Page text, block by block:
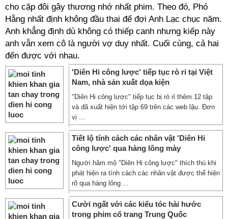
cho cặp đôi gây thương nhớ nhất phim. Theo đó, Phó
Hằng nhất định không đầu thai để đợi Anh Lạc chục năm.
Anh khẳng định dù không có thiếp canh nhưng kiếp này
anh vẫn xem cô là người vợ duy nhất. Cuối cùng, cả hai
đến được với nhau.
'Diên Hi công lược' tiếp tục rò rỉ tại Việt
Nam, nhà sản xuất dọa kiện
"Diên Hi công lược" tiếp tục bị rò rỉ thêm 12 tập
và đã xuất hiện tới tập 69 trên các web lậu. Đơn
vị ...
Tiết lộ tính cách các nhân vật 'Diên Hi
công lược' qua hàng lông mày
Người hâm mộ "Diên Hi công lược" thích thú khi
phát hiện ra tính cách các nhân vật được thể hiện
rõ qua hàng lông ...
Cười ngất với các kiểu tóc hài hước
trong phim cổ trang Trung Quốc